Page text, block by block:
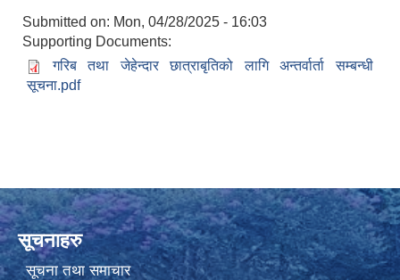
Submitted on: Mon, 04/28/2025 - 16:03
Supporting Documents:
गरिब तथा जेहेन्दार छात्राबृतिको लागि अन्तर्वार्ता सम्बन्धी
सूचना.pdf
सूचनाहरु
सूचना तथा समाचार